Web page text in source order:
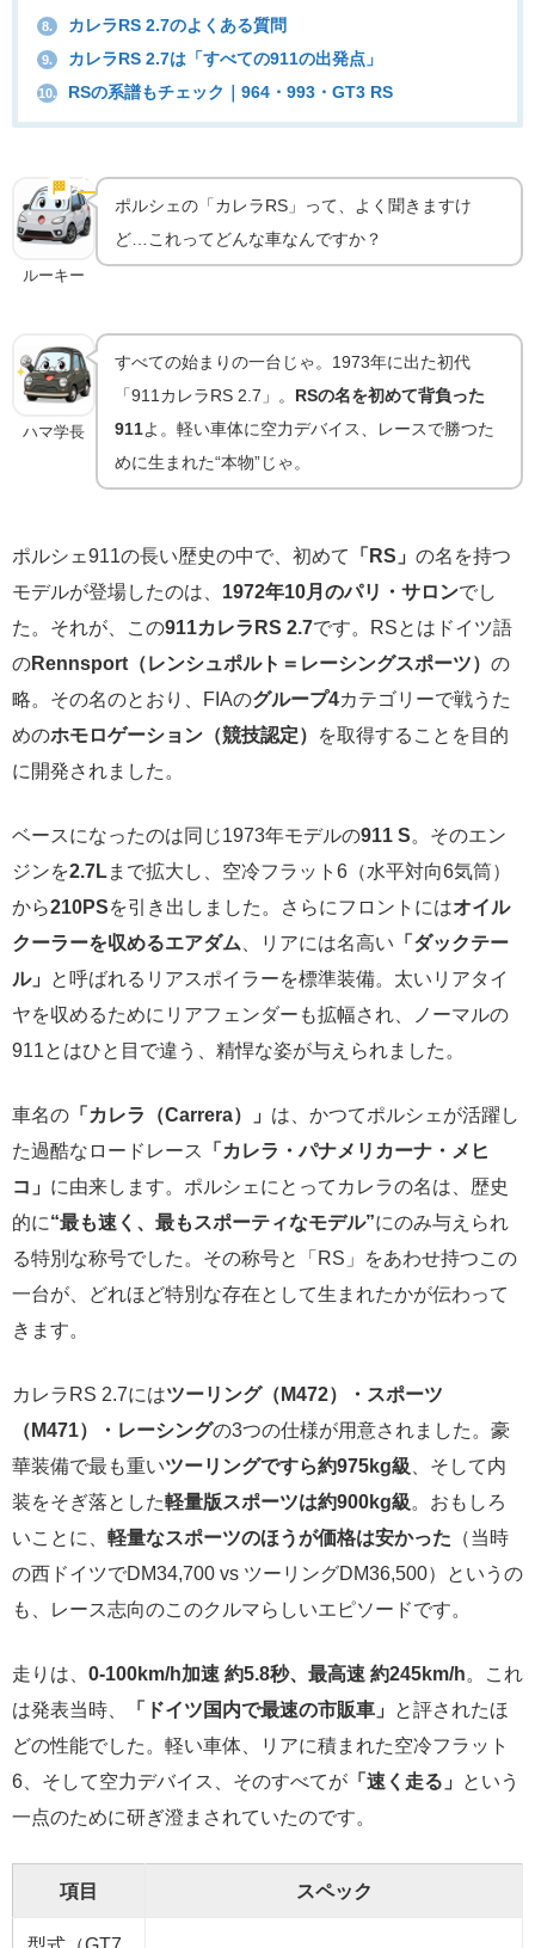
8. カレラRS 2.7のよくある質問
9. カレラRS 2.7は「すべての911の出発点」
10. RSの系譜もチェック｜964・993・GT3 RS
🏁 実車の魅力
カレラRS誕生｜“最初のRS”とそのスペック
ルーキー
ポルシェの「カレラRS」って、よく聞きますけ
ど…これってどんな車なんですか？
ハマ学長
すべての始まりの一台じゃ。1973年に出た初代
「911カレラRS 2.7」。 RSの名を初めて背負った
911 よ。軽い車体に空力デバイス、レースで勝つた
めに生まれた“本物”じゃ。
ポルシェ911の長い歴史の中で、初めて 「RS」 の名を持つ
モデルが登場したのは、 1972年10月のパリ・サロンでし
た。それが、この911カレラRS 2.7です。RSとはドイツ語
のRennsport（レンシュポルト＝レーシングスポーツ） の
略。その名のとおり、FIAのグループ4カテゴリーで戦うた
めのホモロゲーション（競技認定）
を取得することを目的
に開発されました。
ベースになったのは同じ1973年モデルの911 S 。そのエン
ジンを2.7L
まで拡大し、空冷フラット6（水平対向6気筒）
から210PSを引き出しました。さらにフロントにはオイル
クーラーを収めるエアダム 、リアには名高い 「ダックテー
ル」
と呼ばれるリアスポイラーを標準装備。太いリアタイ
ヤを収めるためにリアフェンダーも拡幅され、ノーマルの
911とはひと目で違う、精悍な姿が与えられました。
車名の 「カレラ（Carrera）」 は、かつてポルシェが活躍し
た過酷なロードレース
「カレラ・パナメリカーナ・メヒ
コ」 に由来します。ポルシェにとってカレラの名は、歴史
的に“最も速く、最もスポーティなモデル”にのみ与えられ
る特別な称号でした。その称号と「RS」をあわせ持つこの
一台が、どれほど特別な存在として生まれたかが伝わって
きます。
カレラRS 2.7にはツーリング（M472）・スポーツ
（M471）・レーシングの3つの仕様が用意されました。豪
華装備で最も重いツーリングですら約975kg級 、そして内
装をそぎ落とした軽量版スポーツは約900kg級 。おもしろ
いことに、 軽量なスポーツのほうが価格は安かった （当時
の西ドイツでDM34,700 vs ツーリングDM36,500）というの
も、レース志向のこのクルマらしいエピソードです。
走りは、 0-100km/h加速 約5.8秒、最高速 約245km/h 。これ
は発表当時、
「ドイツ国内で最速の市販車」
と評されたほ
どの性能でした。軽い車体、リアに積まれた空冷フラット
6、そして空力デバイス、そのすべてが 「速く走る」
という
一点のために研ぎ澄まされていたのです。
項目 スペック
型式（GT7